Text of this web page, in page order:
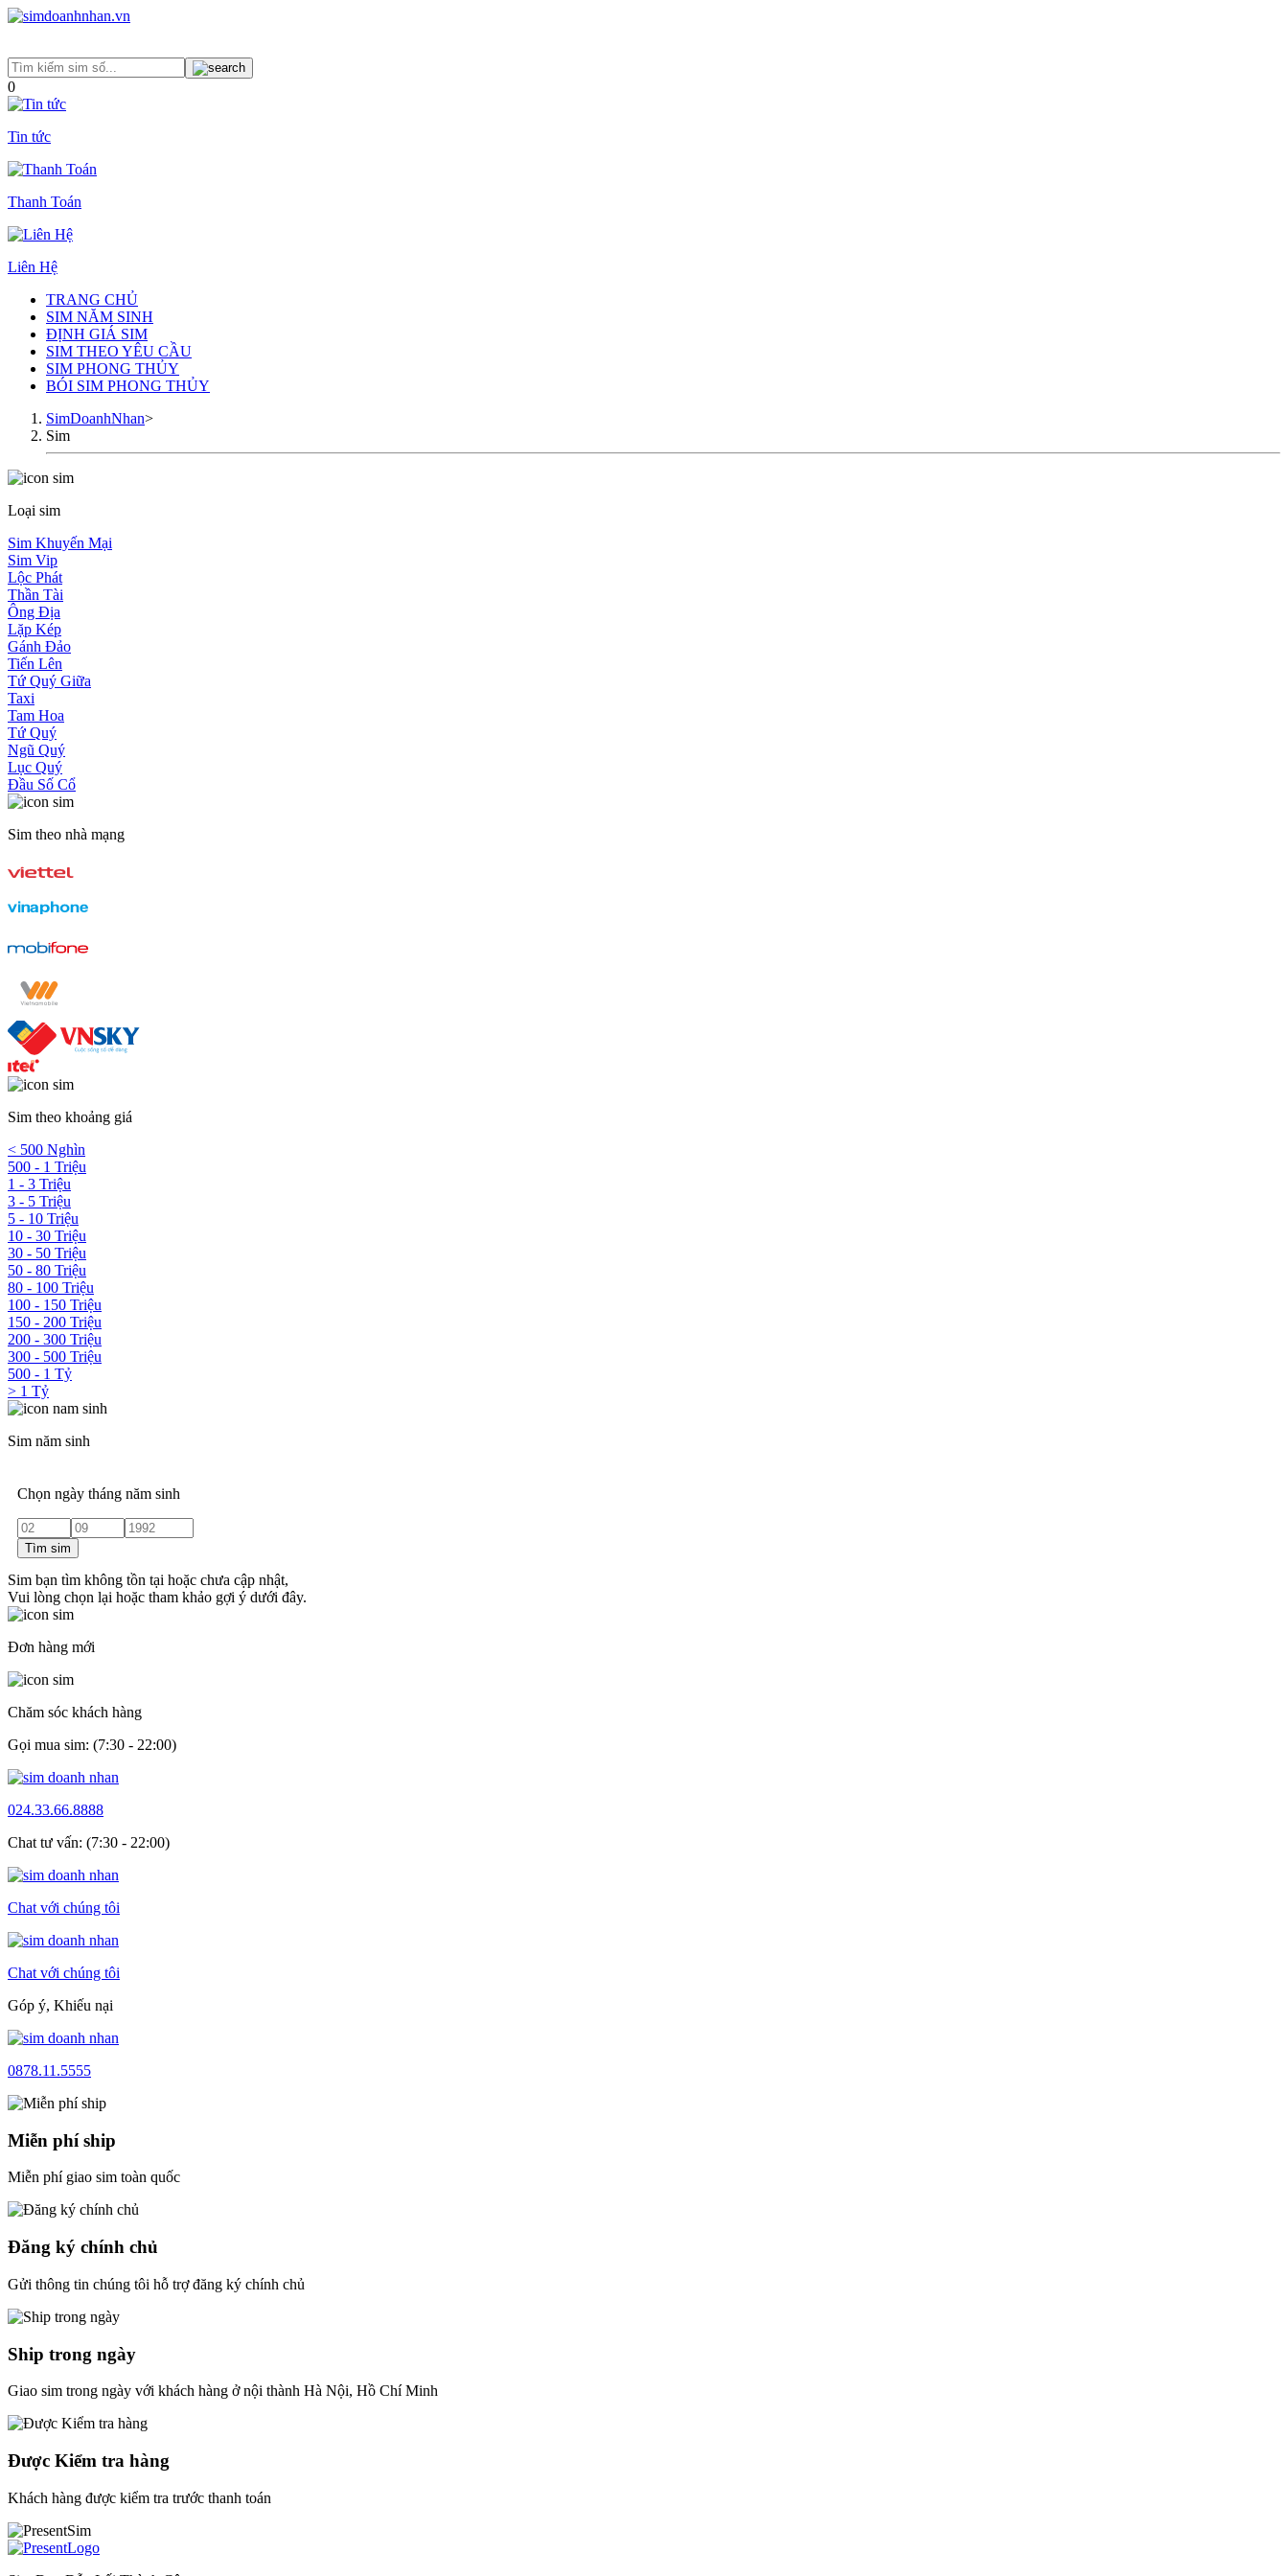
0
Tin tức
Thanh Toán
Liên Hệ
TRANG CHỦ
SIM NĂM SINH
ĐỊNH GIÁ SIM
SIM THEO YÊU CẦU
SIM PHONG THỦY
BÓI SIM PHONG THỦY
SimDoanhNhan>
Sim
Loại sim
Sim Khuyến Mại
Sim Vip
Lộc Phát
Thần Tài
Ông Địa
Lặp Kép
Gánh Đảo
Tiến Lên
Tứ Quý Giữa
Taxi
Tam Hoa
Tứ Quý
Ngũ Quý
Lục Quý
Đầu Số Cổ
Sim theo nhà mạng
Sim theo khoảng giá
< 500 Nghìn
500 - 1 Triệu
1 - 3 Triệu
3 - 5 Triệu
5 - 10 Triệu
10 - 30 Triệu
30 - 50 Triệu
50 - 80 Triệu
80 - 100 Triệu
100 - 150 Triệu
150 - 200 Triệu
200 - 300 Triệu
300 - 500 Triệu
500 - 1 Tỷ
> 1 Tỷ
Sim năm sinh
Chọn ngày tháng năm sinh
Tìm sim
Sim bạn tìm không tồn tại hoặc chưa cập nhật,
Vui lòng chọn lại hoặc tham khảo gợi ý dưới đây.
Đơn hàng mới
Chăm sóc khách hàng
Gọi mua sim: (7:30 - 22:00)
024.33.66.8888
Chat tư vấn: (7:30 - 22:00)
Chat với chúng tôi
Chat với chúng tôi
Góp ý, Khiếu nại
0878.11.5555
Miễn phí ship
Miễn phí giao sim toàn quốc
Đăng ký chính chủ
Gửi thông tin chúng tôi hỗ trợ đăng ký chính chủ
Ship trong ngày
Giao sim trong ngày với khách hàng ở nội thành Hà Nội, Hồ Chí Minh
Được Kiểm tra hàng
Khách hàng được kiểm tra trước thanh toán